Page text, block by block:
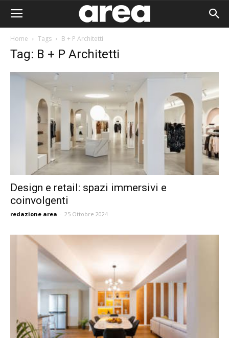
Home Tags B + P Architetti
Tag: B + P Architetti
Design e retail: spazi immersivi e
coinvolgenti
redazione area - 25 Ottobre 2024